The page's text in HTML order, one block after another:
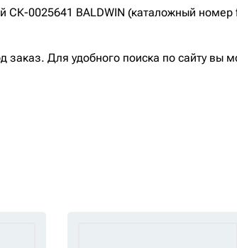
0025641 BALDWIN (каталожный номер
Для удобного поиска по сайту вы